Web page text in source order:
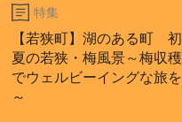
特集
【若狭町】湖のある町 初
夏の若狭・梅風景～梅収穫
でウェルビーイングな旅を
～